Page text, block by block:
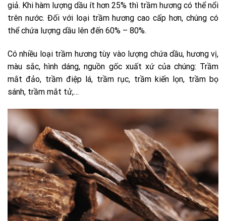
giả. Khi hàm lượng dầu ít hơn 25% thì trầm hương có thể nổi
trên nước. Đối với loại trầm hương cao cấp hơn, chúng có
thể chứa lượng dầu lên đến 60% – 80%.
Có nhiều loại trầm hương tùy vào lượng chứa dầu, hương vị,
màu sắc, hình dáng, nguồn gốc xuất xứ của chúng: Trầm
mắt đảo, trầm điệp lá, trầm rục, trầm kiến lọn, trầm bọ
sánh, trầm mắt tử,…